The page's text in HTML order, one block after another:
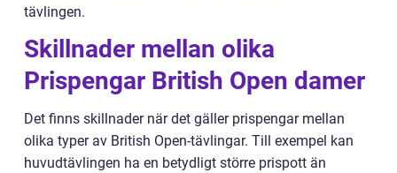
tävlingen.
Skillnader mellan olika
Prispengar British Open damer
Det finns skillnader när det gäller prispengar mellan
olika typer av British Open-tävlingar. Till exempel kan
huvudtävlingen ha en betydligt större prispott än